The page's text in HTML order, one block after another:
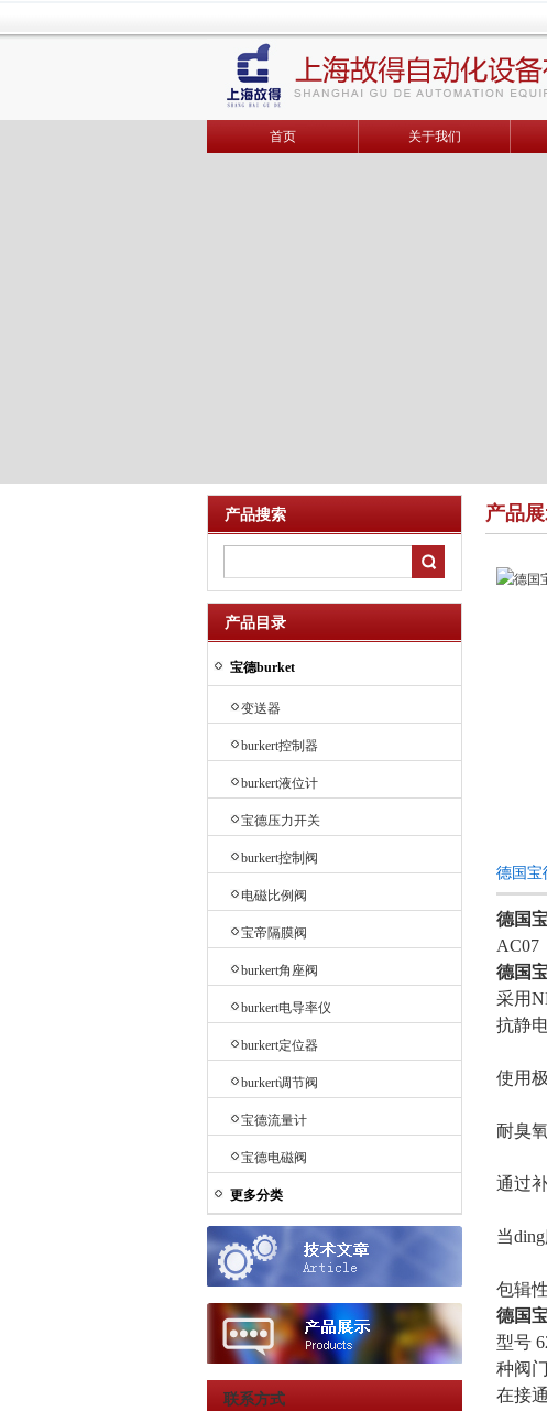
首页 关于我们
产品搜索
产品目录
宝德burket
变送器
burkert控制器
burkert液位计
宝德压力开关
burkert控制阀
电磁比例阀
宝帝隔膜阀
burkert角座阀
burkert电导率仪
burkert定位器
burkert调节阀
宝德流量计
宝德电磁阀
更多分类
联系方式
产品
德国宝
德国
AC07
德国
采用
抗静
使用
耐臭
通过
当
包辑
德国
型号
种阀
在接